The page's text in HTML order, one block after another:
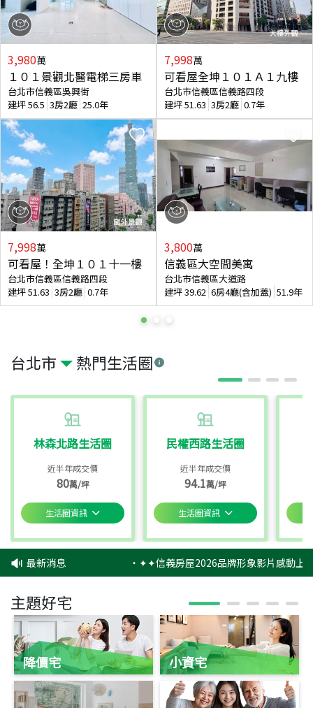
台北市 熱門生活圈
林森北路生活圈
近半年成交價
80萬/坪
生活圈資訊
民權西路生活圈
近半年成交價
94.1萬/坪
生活圈資訊
3,980萬
１０１景觀北醫電梯三房車
台北市信義區吳興街
建坪56.5 3房2廳 25.0年
7,998萬
可看屋！全坤１０１十一樓
台北市信義區信義路四段
建坪51.63 3房2廳 0.7年
7,998萬
可看屋全坤１０１Ａ１九樓
台北市信義區信義路四段
建坪51.63 3房2廳 0.7年
3,800萬
信義區大空間美寓
台北市信義區大道路
建坪39.62 6房4廳(含加蓋) 51.9年
最新消息 ‧✦✦信義房屋2026品牌形象影片感動上
主題好宅
降價宅 小資宅